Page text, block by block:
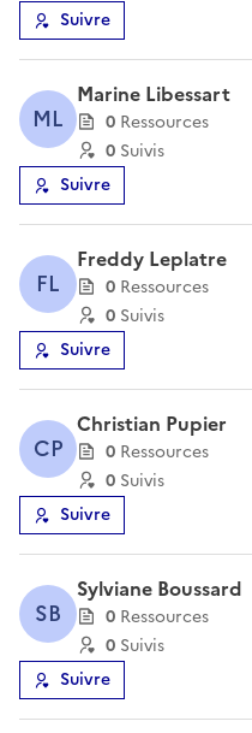
Suivre
ML
Marine Libessart
0 Ressources
0 Suivis
Suivre
FL
Freddy Leplatre
0 Ressources
0 Suivis
Suivre
CP
Christian Pupier
0 Ressources
0 Suivis
Suivre
SB
Sylviane Boussard
0 Ressources
0 Suivis
Suivre